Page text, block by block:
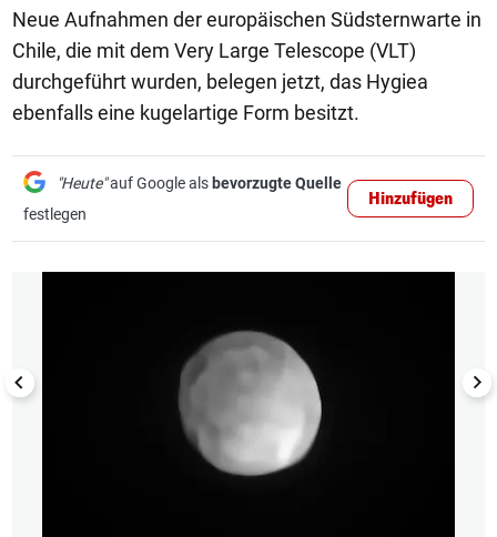
Neue Aufnahmen der europäischen Südsternwarte in
Chile, die mit dem Very Large Telescope (VLT)
durchgeführt wurden, belegen jetzt, das Hygiea
ebenfalls eine kugelartige Form besitzt.
"Heute"auf Google als bevorzugte Quelle
festlegen
Hinzufügen
1/3